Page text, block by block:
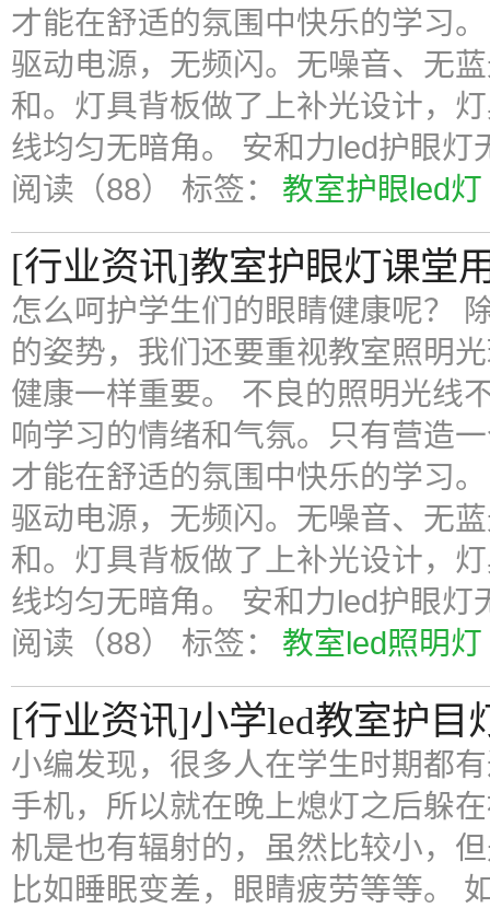
才能在舒适的氛围中快乐的学习
驱动电源，无频闪。无噪音、无
和。灯具背板做了上补光设计，
线均匀无暗角。 安和力led护眼灯
阅读（88） 标签： 教室护眼led灯
[行业资讯]教室护眼灯课堂
怎么呵护学生们的眼睛健康呢？
的姿势，我们还要重视教室照明
健康一样重要。 不良的照明光线
响学习的情绪和气氛。只有营造
才能在舒适的氛围中快乐的学习
驱动电源，无频闪。无噪音、无
和。灯具背板做了上补光设计，
线均匀无暗角。 安和力led护眼灯
阅读（88） 标签： 教室led照明灯
[行业资讯]小学led教室护目
小编发现，很多人在学生时期都
手机，所以就在晚上熄灯之后躲
机是也有辐射的，虽然比较小，
比如睡眠变差，眼睛疲劳等等。